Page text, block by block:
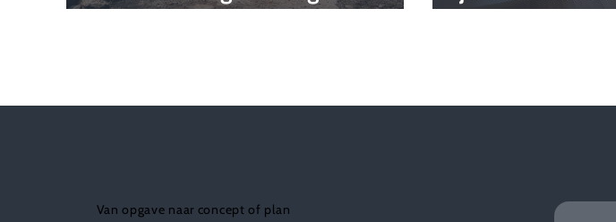
stad van morgen
tijdbom is
Van opgave naar concept of plan